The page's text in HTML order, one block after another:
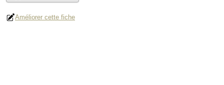
Améliorer cette fiche